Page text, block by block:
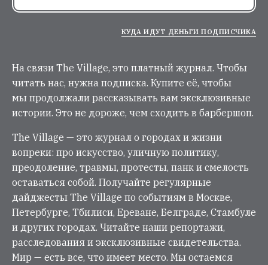
КУДА ИДУТ ДЕНЬГИ ПОДПИСЧИКА
На связи The Village, это платный журнал. Чтобы
читать нас, нужна подписка. Купите её, чтобы
мы продолжали рассказывать вам эксклюзивные
истории. Это не дороже, чем сходить в барбершоп.
The Village — это журнал о городах и жизни
вопреки: про искусство, уличную политику,
преодоление, травмы, протесты, панк и смелость
оставаться собой. Получайте регулярные
дайджесты The Village по событиям в Москве,
Петербурге, Тбилиси, Ереване, Белграде, Стамбуле
и других городах. Читайте наши репортажи,
расследования и эксклюзивные свидетельства.
Мир — есть все, что имеет место. Мы остаемся